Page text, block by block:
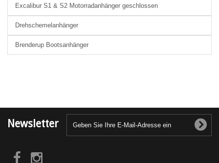
Excalibur S1 & S2 Motorradanhänger geschlossen
Drehschemelanhänger
Brenderup Bootsanhänger
Newsletter